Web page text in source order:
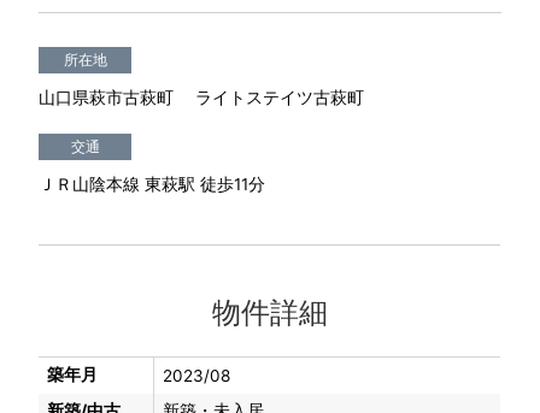
所在地
山口県萩市古萩町 ライトステイツ古萩町
交通
ＪＲ山陰本線 東萩駅 徒歩11分
物件詳細
築年月
2023/08